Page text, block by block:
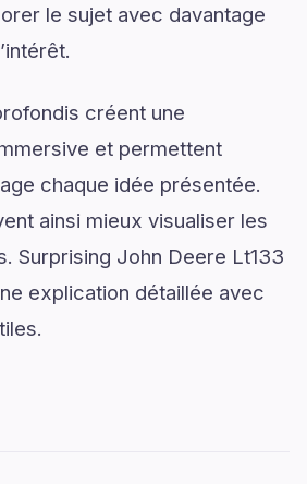
le sujet avec davantage
créent une
et permettent
chaque idée présentée.
ainsi mieux visualiser les
Surprising John Deere Lt133
explication détaillée avec